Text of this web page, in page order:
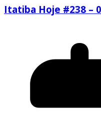
Itatiba Hoje #238 –